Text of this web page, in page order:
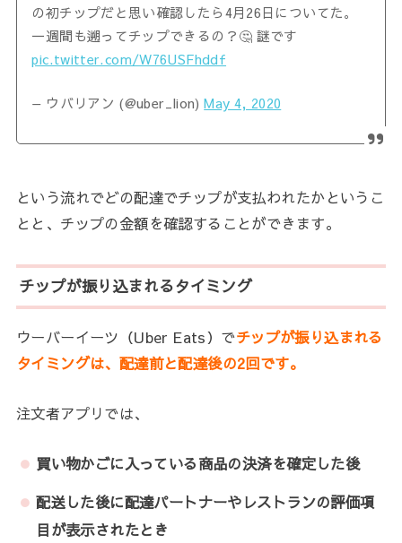
の初チップだと思い確認したら4月26日についてた。
一週間も遡ってチップできるの？🤔 謎です
pic.twitter.com/W76USFhddf
— ウバリアン (@uber_lion)May 4, 2020
という流れでどの配達でチップが支払われたかというこ
とと、チップの金額を確認することができます。
チップが振り込まれるタイミング
ウーバーイーツ（Uber Eats）でチップが振り込まれる
タイミングは、配達前と配達後の2回です。
注文者アプリでは、
買い物かごに入っている商品の決済を確定した後
配送した後に配達パートナーやレストランの評価項
目が表示されたとき